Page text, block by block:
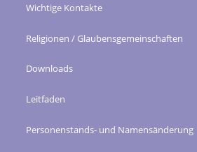
Wichtige Kontakte
Religionen / Glaubensgemeinschaften
Downloads
Leitfaden
Personenstands- und Namensänderung